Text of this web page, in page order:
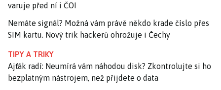
varuje před ní i ČOI
Nemáte signál? Možná vám právě někdo krade číslo přes
SIM kartu. Nový trik hackerů ohrožuje i Čechy
TIPY A TRIKY
Ajťák radí: Neumírá vám náhodou disk? Zkontrolujte si ho
bezplatným nástrojem, než přijdete o data